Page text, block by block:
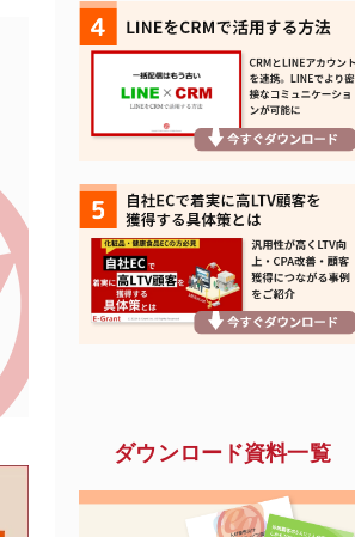
ダウンロード資料一覧